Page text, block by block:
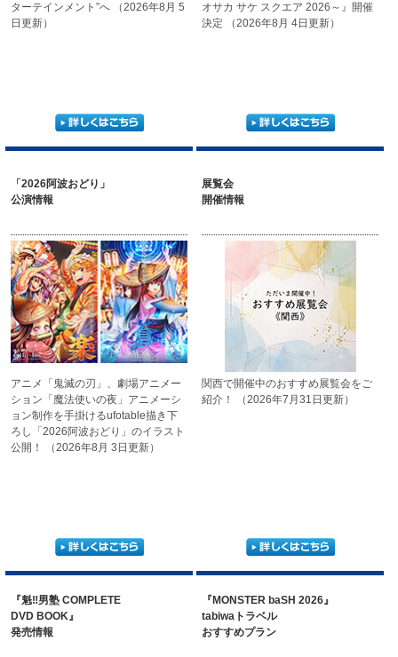
ターテインメント”へ （2026年8月 5
日更新）
オサカ サケ スクエア 2026～』開催
決定
（2026年8月 4日更新）
「2026阿波おどり」
公演情報
アニメ「鬼滅の刃」、劇場アニメー
ション「魔法使いの夜」 アニメーシ
ョン制作を手掛けるufotable描き下
ろし「2026阿波おどり」のイラスト
公開！
（2026年8月 3日更新）
展覧会
開催情報
関西で開催中のおすすめ展覧会をご
紹介！
（2026年7月31日更新）
『魁‼男塾 COMPLETE
DVD BOOK』
発売情報
『MONSTER baSH 2026』
tabiwaトラベル
おすすめプラン